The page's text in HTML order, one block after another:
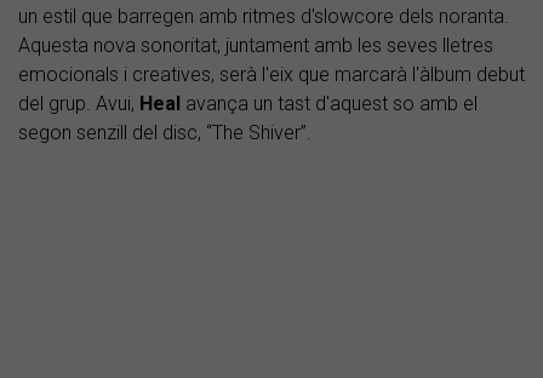
un estil que barregen amb ritmes d'slowcore dels noranta.
Aquesta nova sonoritat, juntament amb les seves lletres
emocionals i creatives, serà l'eix que marcarà l'àlbum debut
del grup. Avui, Heal avança un tast d'aquest so amb el
segon senzill del disc, “The Shiver”.